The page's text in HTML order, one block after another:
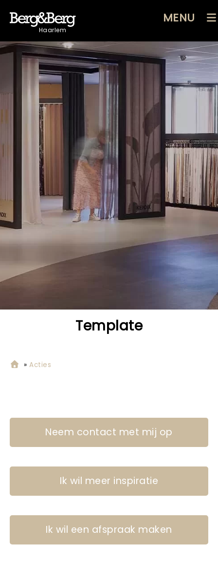
Haarlem
MENU
Template
»Acties
Neem contact met mij op
Ik wil meer inspiratie
Ik wil een afspraak maken